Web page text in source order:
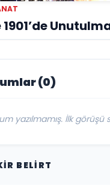
(0)
yazılmamış. İlk görüşü
BELIRT